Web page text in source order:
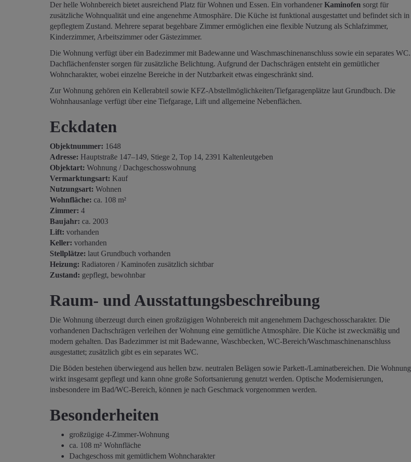
Der helle Wohnbereich bietet ausreichend Platz für Wohnen und Essen. Ein vorhandener Kaminofen sorgt für
zusätzliche Wohnqualität und eine angenehme Atmosphäre. Die Küche ist funktional ausgestattet und befindet sich in
gepflegtem Zustand. Mehrere separat begehbare Zimmer ermöglichen eine flexible Nutzung als Schlafzimmer,
Kinderzimmer, Arbeitszimmer oder Gästezimmer.
Die Wohnung verfügt über ein Badezimmer mit Badewanne und Waschmaschinenanschluss sowie ein separates WC.
Dachflächenfenster sorgen für zusätzliche Belichtung. Aufgrund der Dachschrägen entsteht ein gemütlicher
Wohncharakter, wobei einzelne Bereiche in der Nutzbarkeit etwas eingeschränkt sind.
Zur Wohnung gehören ein Kellerabteil sowie KFZ-Abstellmöglichkeiten/Tiefgaragenplätze laut Grundbuch. Die
Wohnhausanlage verfügt über eine Tiefgarage, Lift und allgemeine Nebenflächen.
Eckdaten
Objektnummer: 1648
Adresse: Hauptstraße 147–149, Stiege 2, Top 14, 2391 Kaltenleutgeben
Objektart: Wohnung / Dachgeschosswohnung
Vermarktungsart: Kauf
Nutzungsart: Wohnen
Wohnfläche: ca. 108 m²
Zimmer: 4
Baujahr: ca. 2003
Lift: vorhanden
Keller: vorhanden
Stellplätze: laut Grundbuch vorhanden
Heizung: Radiatoren / Kaminofen zusätzlich sichtbar
Zustand: gepflegt, bewohnbar
Raum- und Ausstattungsbeschreibung
Die Wohnung überzeugt durch einen großzügigen Wohnbereich mit angenehmem Dachgeschosscharakter. Die
vorhandenen Dachschrägen verleihen der Wohnung eine gemütliche Atmosphäre. Die Küche ist zweckmäßig und
modern gehalten. Das Badezimmer ist mit Badewanne, Waschbecken, WC-Bereich/Waschmaschinenanschluss
ausgestattet; zusätzlich gibt es ein separates WC.
Die Böden bestehen überwiegend aus hellen bzw. neutralen Belägen sowie Parkett-/Laminatbereichen. Die Wohnung
wirkt insgesamt gepflegt und kann ohne große Sofortsanierung genutzt werden. Optische Modernisierungen,
insbesondere im Bad/WC-Bereich, können je nach Geschmack vorgenommen werden.
Besonderheiten
großzügige 4-Zimmer-Wohnung
ca. 108 m² Wohnfläche
Dachgeschoss mit gemütlichem Wohncharakter